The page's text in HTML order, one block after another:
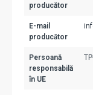
producător
E-mail
producător
Persoană
responsabilă
în UE